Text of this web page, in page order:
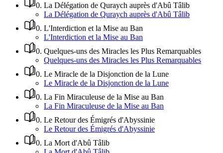
0. La Délégation de Quraych auprès d'Abû Tâlib
La Délégation de Quraych auprès d'Abû Tâlib
0. L'Interdiction et la Mise au Ban
L'Interdiction et la Mise au Ban
0. Quelques-uns des Miracles les Plus Remarquables
Quelques-uns des Miracles les Plus Remarquables
0. Le Miracle de la Disjonction de la Lune
Le Miracle de la Disjonction de la Lune
0. La Fin Miraculeuse de la Mise au Ban
La Fin Miraculeuse de la Mise au Ban
0. Le Retour des Émigrés d'Abyssinie
Le Retour des Émigrés d'Abyssinie
0. La Mort d'Abû Tâlib